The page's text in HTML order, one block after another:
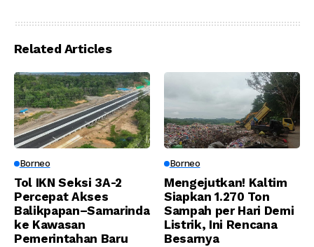
Related Articles
Borneo
Tol IKN Seksi 3A-2
Percepat Akses
Balikpapan–Samarinda
ke Kawasan
Pemerintahan Baru
Borneo
Mengejutkan! Kaltim
Siapkan 1.270 Ton
Sampah per Hari Demi
Listrik, Ini Rencana
Besarnya